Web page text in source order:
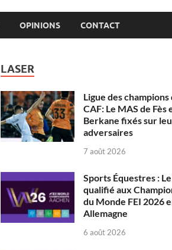
OPINIONS CONTACT
LASER
Ligue des champions
CAF: Le MAS de Fès
Berkane fixés sur
adversaires
7 août 2026
Sports Équestres :
qualifié aux
du Monde FEI 2026
Allemagne
6 août 2026